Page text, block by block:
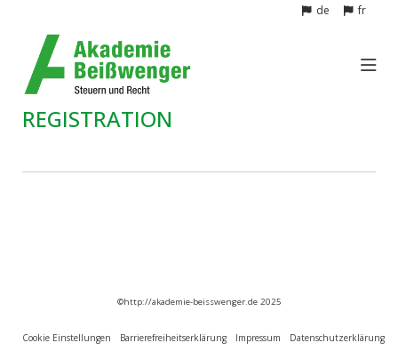
de fr
REGISTRATION
©http://akademie-beisswenger.de2025
Cookie Einstellungen Barrierefreiheitserklärung Impressum Datenschutzerklärung